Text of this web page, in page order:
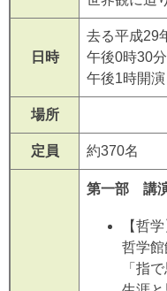
日時
去る平成29
午後0時30
午後1時開演
場所
定員 約370名
第一部 講
【哲
哲学館
「指